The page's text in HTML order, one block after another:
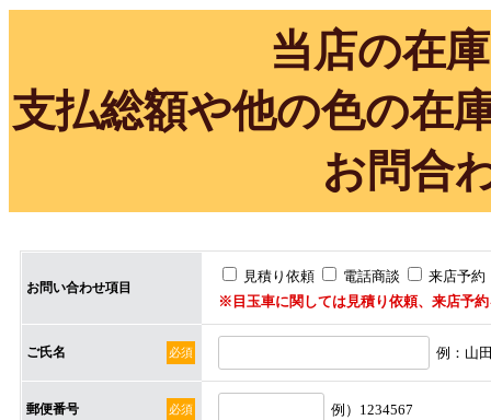
当店の在
支払総額や他の色の在
お問合